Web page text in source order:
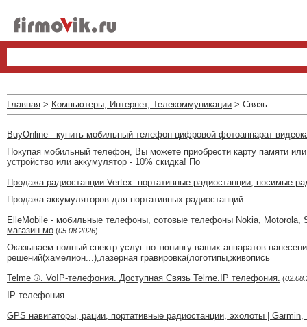
Главная > Компьютеры, Интернет, Телекоммуникации > Связь
BuyOnline - купить мобильный телефон цифровой фотоаппарат
Покупая мобильный телефон, Вы можете приобрести карту памяти
устройство или аккумулятор - 10% скидка! По
Продажа радиостанции Vertex: портативные радиостанции, носимые
Продажа аккумуляторов для портативных радиостанций
ElleMobile - мобильные телефоны, сотовые телефоны Nokia,
магазин мо (05.08.2026)
Оказываем полный спектр услуг по тюнингу ваших
решений(хамелион...),лазерная гравировка(логотипы,живопись
Telme ®. VoIP-телефония. Доступная Связь Telme.IP телефония. (
IP телефония
GPS навигаторы, рации, портативные радиостанции, эхолоты |